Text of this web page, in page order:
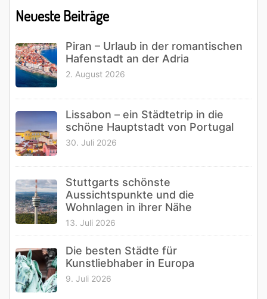
Sidebar
Neueste Beiträge
Piran – Urlaub in der romantischen
Hafenstadt an der Adria
2. August 2026
Lissabon – ein Städtetrip in die
schöne Hauptstadt von Portugal
30. Juli 2026
Stuttgarts schönste
Aussichtspunkte und die
Wohnlagen in ihrer Nähe
13. Juli 2026
Die besten Städte für
Kunstliebhaber in Europa
9. Juli 2026